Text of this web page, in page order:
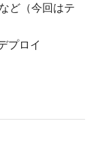
ど（今回はテ
プロイ